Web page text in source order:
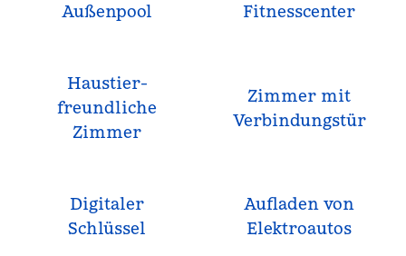
Außenpool Fitnesscenter
Haustier­
freundliche
Zimmer
Zimmer mit
Verbindungstür
Digitaler
Schlüssel
Aufladen von
Elektroautos